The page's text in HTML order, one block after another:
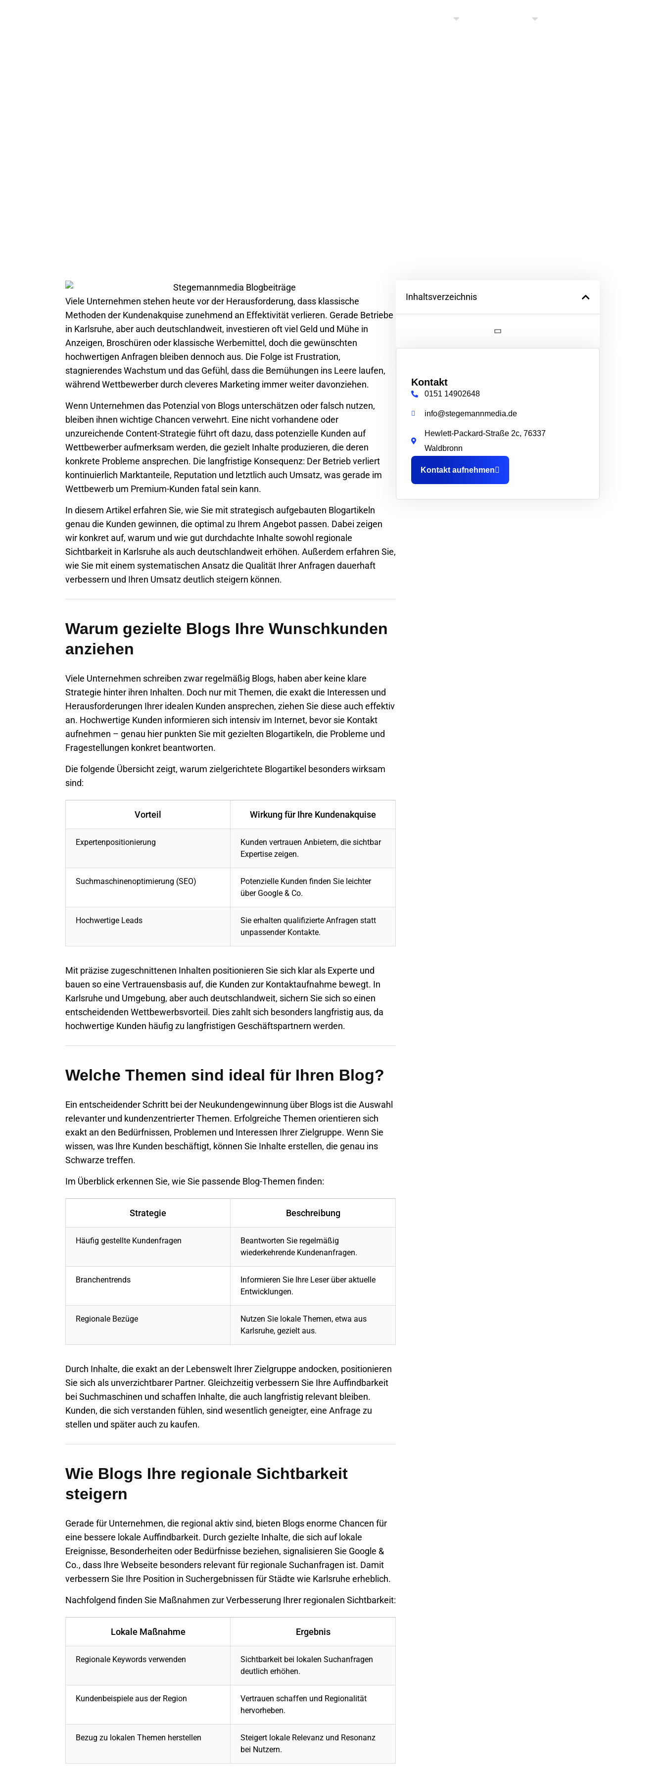
Viele Unternehmen stehen heute vor der Herausforderung, dass klassische
Methoden der Kundenakquise zunehmend an Effektivität verlieren. Gerade Betriebe
in Karlsruhe, aber auch deutschlandweit, investieren oft viel Geld und Mühe in
Anzeigen, Broschüren oder klassische Werbemittel, doch die gewünschten
hochwertigen Anfragen bleiben dennoch aus. Die Folge ist Frustration,
stagnierendes Wachstum und das Gefühl, dass die Bemühungen ins Leere laufen,
während Wettbewerber durch cleveres Marketing immer weiter davonziehen.
Wenn Unternehmen das Potenzial von Blogs unterschätzen oder falsch nutzen,
bleiben ihnen wichtige Chancen verwehrt. Eine nicht vorhandene oder
unzureichende Content-Strategie führt oft dazu, dass potenzielle Kunden auf
Wettbewerber aufmerksam werden, die gezielt Inhalte produzieren, die deren
konkrete Probleme ansprechen. Die langfristige Konsequenz: Der Betrieb verliert
kontinuierlich Marktanteile, Reputation und letztlich auch Umsatz, was gerade im
Wettbewerb um Premium-Kunden fatal sein kann.
In diesem Artikel erfahren Sie, wie Sie mit strategisch aufgebauten Blogartikeln
genau die Kunden gewinnen, die optimal zu Ihrem Angebot passen. Dabei zeigen
wir konkret auf, warum und wie gut durchdachte Inhalte sowohl regionale
Sichtbarkeit in Karlsruhe als auch deutschlandweit erhöhen. Außerdem erfahren Sie,
wie Sie mit einem systematischen Ansatz die Qualität Ihrer Anfragen dauerhaft
verbessern und Ihren Umsatz deutlich steigern können.
Warum gezielte Blogs Ihre Wunschkunden
anziehen
Viele Unternehmen schreiben zwar regelmäßig Blogs, haben aber keine klare
Strategie hinter ihren Inhalten. Doch nur mit Themen, die exakt die Interessen und
Herausforderungen Ihrer idealen Kunden ansprechen, ziehen Sie diese auch effektiv
an. Hochwertige Kunden informieren sich intensiv im Internet, bevor sie Kontakt
aufnehmen – genau hier punkten Sie mit gezielten Blogartikeln, die Probleme und
Fragestellungen konkret beantworten.
Die folgende Übersicht zeigt, warum zielgerichtete Blogartikel besonders wirksam
sind:
Vorteil Wirkung für Ihre Kundenakquise
Expertenpositionierung
Kunden vertrauen Anbietern, die sichtbar
Expertise zeigen.
Suchmaschinenoptimierung (SEO)
Potenzielle Kunden finden Sie leichter
über Google & Co.
Hochwertige Leads
Sie erhalten qualifizierte Anfragen statt
unpassender Kontakte.
Mit präzise zugeschnittenen Inhalten positionieren Sie sich klar als Experte und
bauen so eine Vertrauensbasis auf, die Kunden zur Kontaktaufnahme bewegt. In
Karlsruhe und Umgebung, aber auch deutschlandweit, sichern Sie sich so einen
entscheidenden Wettbewerbsvorteil. Dies zahlt sich besonders langfristig aus, da
hochwertige Kunden häufig zu langfristigen Geschäftspartnern werden.
Welche Themen sind ideal für Ihren Blog?
Ein entscheidender Schritt bei der Neukundengewinnung über Blogs ist die Auswahl
relevanter und kundenzentrierter Themen. Erfolgreiche Themen orientieren sich
exakt an den Bedürfnissen, Problemen und Interessen Ihrer Zielgruppe. Wenn Sie
wissen, was Ihre Kunden beschäftigt, können Sie Inhalte erstellen, die genau ins
Schwarze treffen.
Im Überblick erkennen Sie, wie Sie passende Blog-Themen finden:
Strategie Beschreibung
Häufig gestellte Kundenfragen
Beantworten Sie regelmäßig
wiederkehrende Kundenanfragen.
Branchentrends
Informieren Sie Ihre Leser über aktuelle
Entwicklungen.
Regionale Bezüge
Nutzen Sie lokale Themen, etwa aus
Karlsruhe, gezielt aus.
Durch Inhalte, die exakt an der Lebenswelt Ihrer Zielgruppe andocken, positionieren
Sie sich als unverzichtbarer Partner. Gleichzeitig verbessern Sie Ihre Auffindbarkeit
bei Suchmaschinen und schaffen Inhalte, die auch langfristig relevant bleiben.
Kunden, die sich verstanden fühlen, sind wesentlich geneigter, eine Anfrage zu
stellen und später auch zu kaufen.
Wie Blogs Ihre regionale Sichtbarkeit
steigern
Gerade für Unternehmen, die regional aktiv sind, bieten Blogs enorme Chancen für
eine bessere lokale Auffindbarkeit. Durch gezielte Inhalte, die sich auf lokale
Ereignisse, Besonderheiten oder Bedürfnisse beziehen, signalisieren Sie Google &
Co., dass Ihre Webseite besonders relevant für regionale Suchanfragen ist. Damit
verbessern Sie Ihre Position in Suchergebnissen für Städte wie Karlsruhe erheblich.
Nachfolgend finden Sie Maßnahmen zur Verbesserung Ihrer regionalen Sichtbarkeit:
Lokale Maßnahme Ergebnis
Regionale Keywords verwenden
Sichtbarkeit bei lokalen Suchanfragen
deutlich erhöhen.
Kundenbeispiele aus der Region
Vertrauen schaffen und Regionalität
hervorheben.
Bezug zu lokalen Themen herstellen
Steigert lokale Relevanz und Resonanz
bei Nutzern.
Inhaltsverzeichnis
Kontakt
0151 14902648
info@stegemannmedia.de
Hewlett-Packard-Straße 2c, 76337
Waldbronn
Kontakt aufnehmen